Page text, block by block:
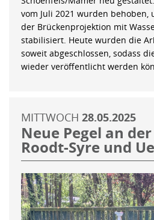
vom Juli 2021 wurden behoben,
der Brückenprojektion mit
stabilisiert. Heute wurden die
soweit abgeschlossen, sodass
wieder veröffentlicht werden
MITTWOCH 28.05.2025
Neue Pegel an
Roodt-Syre und